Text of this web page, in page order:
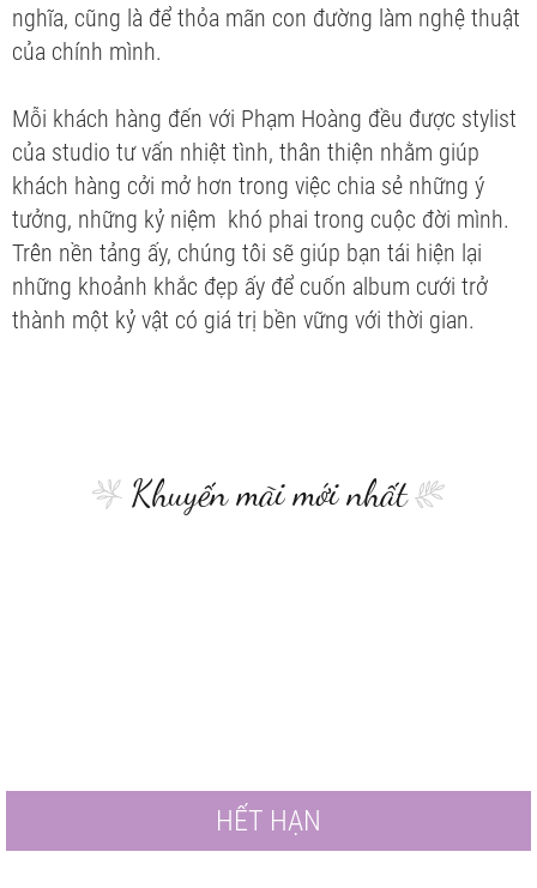
nghĩa, cũng là để thỏa mãn con đường làm nghệ thuật
của chính mình.
Mỗi khách hàng đến với Phạm Hoàng đều được stylist
của studio tư vấn nhiệt tình, thân thiện nhằm giúp
khách hàng cởi mở hơn trong việc chia sẻ những ý
tưởng, những kỷ niệm khó phai trong cuộc đời mình.
Trên nền tảng ấy, chúng tôi sẽ giúp bạn tái hiện lại
những khoảnh khắc đẹp ấy để cuốn album cưới trở
thành một kỷ vật có giá trị bền vững với thời gian.
Khuyến mãi mới nhất
HẾT HẠN